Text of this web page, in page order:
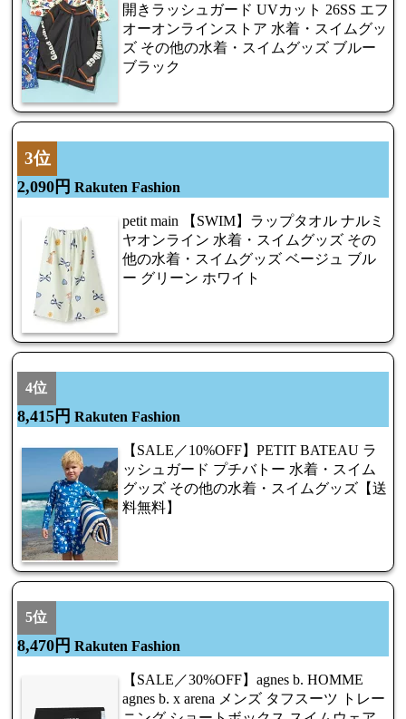
開きラッシュガード UVカット 26SS エフ
オーオンラインストア 水着・スイムグッ
ズ その他の水着・スイムグッズ ブルー
ブラック
3位
2,090円 Rakuten Fashion
petit main 【SWIM】ラップタオル ナルミ
ヤオンライン 水着・スイムグッズ その
他の水着・スイムグッズ ベージュ ブル
ー グリーン ホワイト
4位
8,415円 Rakuten Fashion
【SALE／10%OFF】PETIT BATEAU ラ
ッシュガード プチバトー 水着・スイム
グッズ その他の水着・スイムグッズ【送
料無料】
5位
8,470円 Rakuten Fashion
【SALE／30%OFF】agnes b. HOMME
agnes b. x arena メンズ タフスーツ トレー